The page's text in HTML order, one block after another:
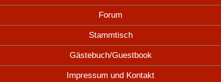
Forum
Stammtisch
Gästebuch/Guestbook
Impressum und Kontakt